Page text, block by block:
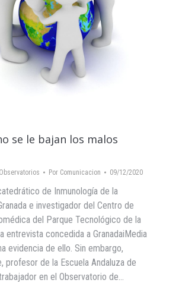
se le bajan los malos
Observatorios Por Comunicacion 09/12/2020
de Inmunología de la
e investigador del Centro de
del Parque Tecnológico de la
entrevista concedida a GranadaiMedia
evidencia de ello. Sin embargo,
profesor de la Escuela Andaluza de
en el Observatorio de…